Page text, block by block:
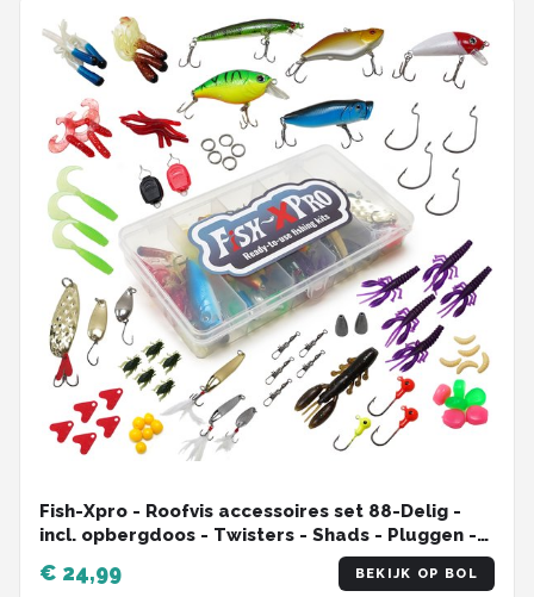
Fish-Xpro - Roofvis accessoires set 88-Delig -
incl. opbergdoos - Twisters - Shads - Pluggen -
Spinners - Lepels - Jigkoppen - Vis spullen -
Tacklebox
€ 24,99 BEKIJK OP BOL